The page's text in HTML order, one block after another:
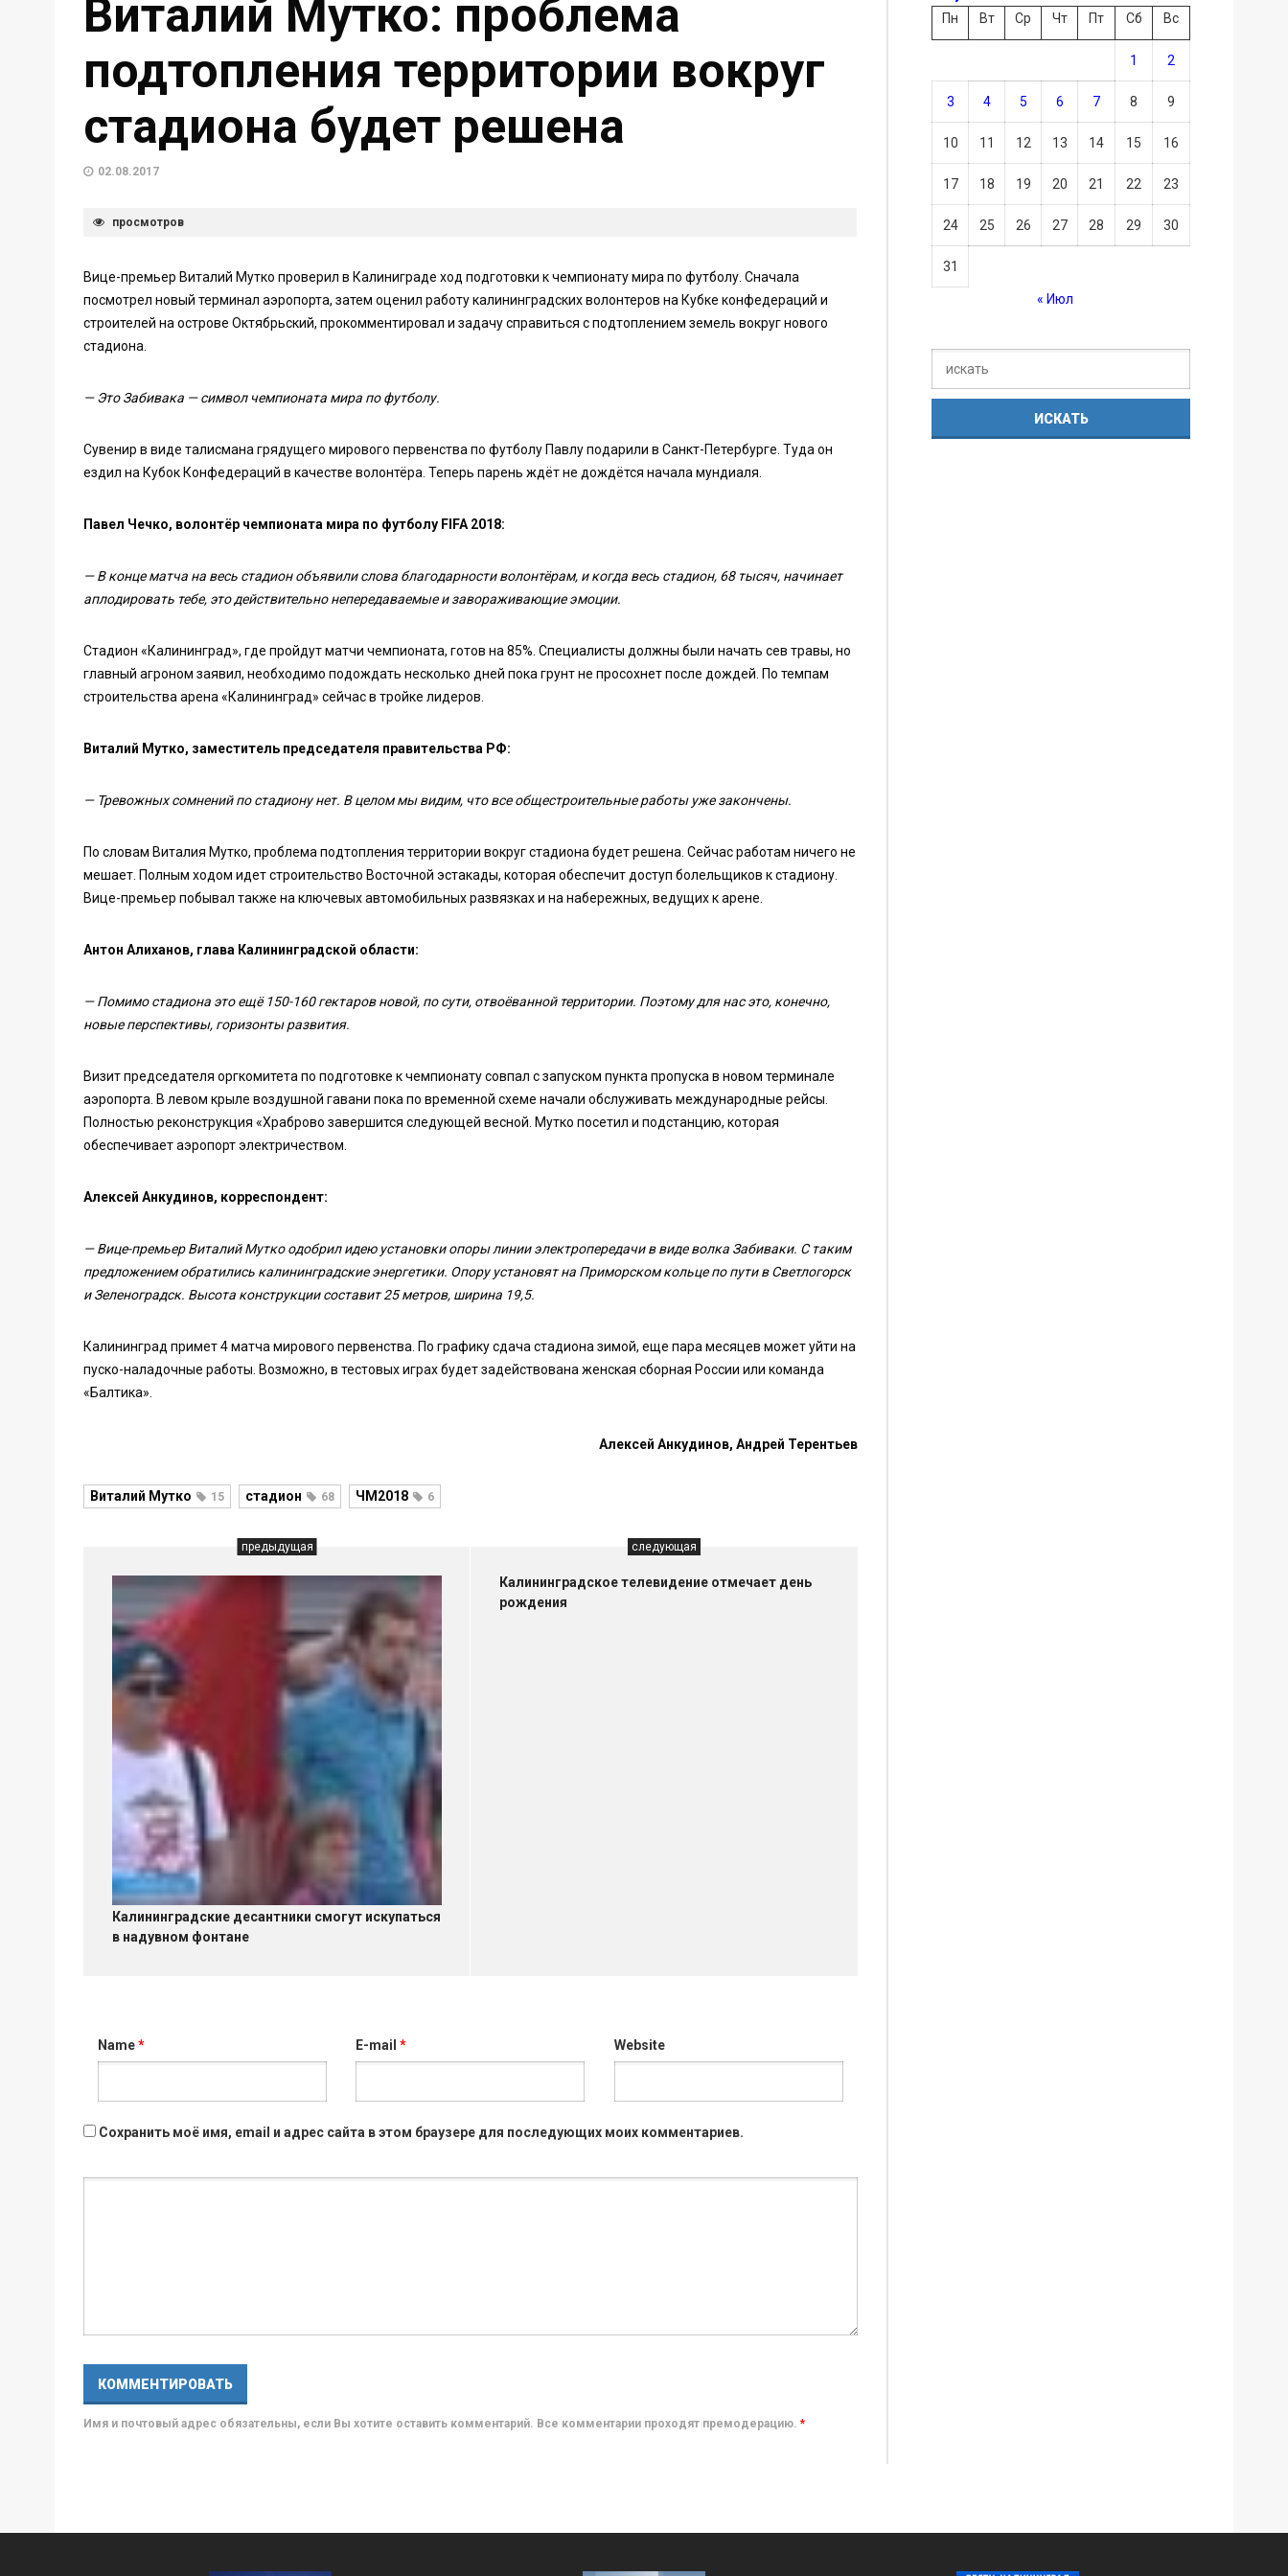
Виталий Мутко: проблема
подтопления территории вокруг
стадиона будет решена
02.08.2017
просмотров
Вице-премьер Виталий Мутко проверил в Калиниграде ход подготовки к чемпионату мира по футболу. Сначала
посмотрел новый терминал аэропорта, затем оценил работу калининградских волонтеров на Кубке конфедераций и
строителей на острове Октябрьский, прокомментировал и задачу справиться с подтоплением земель вокруг нового
стадиона.
— Это Забивака — символ чемпионата мира по футболу.
Сувенир в виде талисмана грядущего мирового первенства по футболу Павлу подарили в Санкт-Петербурге. Туда он
ездил на Кубок Конфедераций в качестве волонтёра. Теперь парень ждёт не дождётся начала мундиаля.
Павел Чечко, волонтёр чемпионата мира по футболу FIFA 2018:
— В конце матча на весь стадион объявили слова благодарности волонтёрам, и когда весь стадион, 68 тысяч, начинает
аплодировать тебе, это действительно непередаваемые и завораживающие эмоции.
Стадион «Калининград», где пройдут матчи чемпионата, готов на 85%. Специалисты должны были начать сев травы, но
главный агроном заявил, необходимо подождать несколько дней пока грунт не просохнет после дождей. По темпам
строительства арена «Калининград» сейчас в тройке лидеров.
Виталий Мутко, заместитель председателя правительства РФ:
— Тревожных сомнений по стадиону нет. В целом мы видим, что все общестроительные работы уже закончены.
По словам Виталия Мутко, проблема подтопления территории вокруг стадиона будет решена. Сейчас работам ничего не
мешает. Полным ходом идет строительство Восточной эстакады, которая обеспечит доступ болельщиков к стадиону.
Вице-премьер побывал также на ключевых автомобильных развязках и на набережных, ведущих к арене.
Антон Алиханов, глава Калининградской области:
— Помимо стадиона это ещё 150-160 гектаров новой, по сути, отвоёванной территории. Поэтому для нас это, конечно,
новые перспективы, горизонты развития.
Визит председателя оргкомитета по подготовке к чемпионату совпал с запуском пункта пропуска в новом терминале
аэропорта. В левом крыле воздушной гавани пока по временной схеме начали обслуживать международные рейсы.
Полностью реконструкция «Храброво завершится следующей весной. Мутко посетил и подстанцию, которая
обеспечивает аэропорт электричеством.
Алексей Анкудинов, корреспондент:
— Вице-премьер Виталий Мутко одобрил идею установки опоры линии электропередачи в виде волка Забиваки. С таким
предложением обратились калининградские энергетики. Опору установят на Приморском кольце по пути в Светлогорск
и Зеленоградск. Высота конструкции составит 25 метров, ширина 19,5.
Калининград примет 4 матча мирового первенства. По графику сдача стадиона зимой, еще пара месяцев может уйти на
пуско-наладочные работы. Возможно, в тестовых играх будет задействована женская сборная России или команда
«Балтика».
Алексей Анкудинов, Андрей Терентьев
Виталий Мутко 15 стадион 68 ЧМ2018 6
предыдущая
Калининградские десантники смогут искупаться
в надувном фонтане
следующая
Калининградское телевидение отмечает день
рождения
Name* E-mail* Website
Сохранить моё имя, email и адрес сайта в этом браузере для последующих моих комментариев.
Имя и почтовый адрес обязательны, если Вы хотите оставить комментарий. Все комментарии проходят премодерацию. *
Пн
Вт Ср Чт Пт Сб Вс
1 2
3 4 5 6 7 8 9
10 11 12 13 14 15 16
17 18 19 20 21 22 23
24 25 26 27 28 29 30
31
« Июл